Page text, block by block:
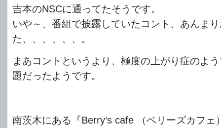
吉本のNSCに通ってたそうです。
いや～、番組で披露していたコント、あんま
た、、、、、、。
まあコントというより、極度の上がり症のよ
題だったようです。
南茨木にある『Berry’s cafe （ベリーズカフェ